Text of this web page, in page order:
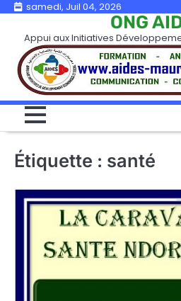
Skip
content
samedi, Juil 04, 2026
ONG
Appui aux Initiatives
Étiquette : santé